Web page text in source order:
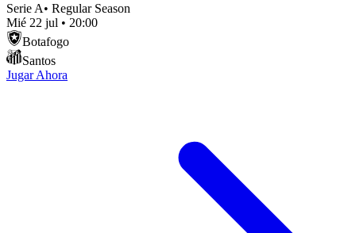
Serie A• Regular Season
Mié 22 jul • 20:00
Botafogo
Santos
Jugar Ahora